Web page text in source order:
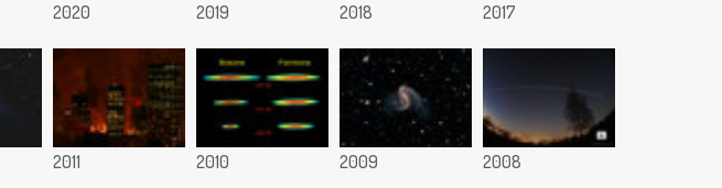
2020 2019 2018 2017
2011 2010 2009 2008